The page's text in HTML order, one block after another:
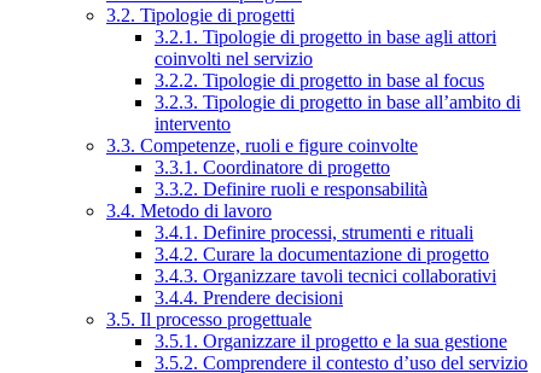
3.2. Tipologie di progetti
3.2.1. Tipologie di progetto in base agli attori
coinvolti nel servizio
3.2.2. Tipologie di progetto in base al focus
3.2.3. Tipologie di progetto in base all’ambito di
intervento
3.3. Competenze, ruoli e figure coinvolte
3.3.1. Coordinatore di progetto
3.3.2. Definire ruoli e responsabilità
3.4. Metodo di lavoro
3.4.1. Definire processi, strumenti e rituali
3.4.2. Curare la documentazione di progetto
3.4.3. Organizzare tavoli tecnici collaborativi
3.4.4. Prendere decisioni
3.5. Il processo progettuale
3.5.1. Organizzare il progetto e la sua gestione
3.5.2. Comprendere il contesto d’uso del servizio